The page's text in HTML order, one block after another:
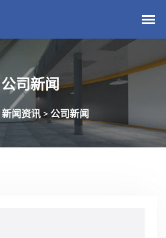
公司新闻
新闻资讯> 公司新闻